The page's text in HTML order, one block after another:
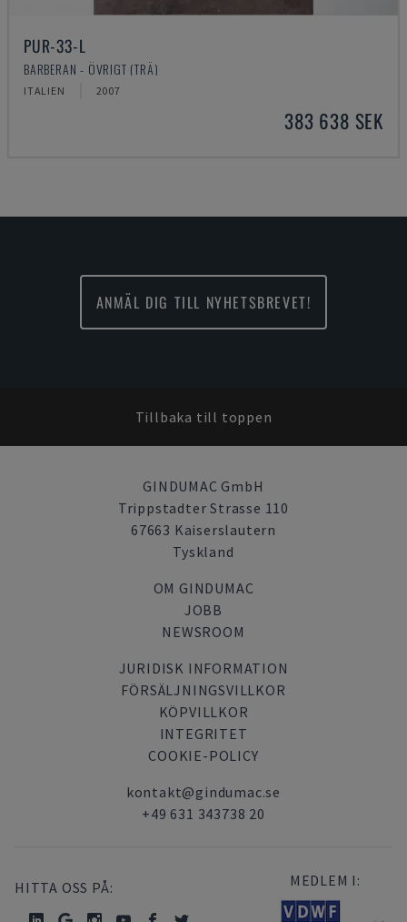
PUR-33-L
BARBERAN - ÖVRIGT (TRÄ)
ITALIEN 2007
383 638 SEK
ANMÄL DIG TILL NYHETSBREVET!
Tillbaka till toppen
GINDUMAC GmbH
Trippstadter Strasse 110
67663 Kaiserslautern
Tyskland
OM GINDUMAC
JOBB
NEWSROOM
JURIDISK INFORMATION
FÖRSÄLJNINGSVILLKOR
KÖPVILLKOR
INTEGRITET
COOKIE-POLICY
kontakt@gindumac.se
+49 631 343738 20
HITTA OSS PÅ: MEDLEM I: